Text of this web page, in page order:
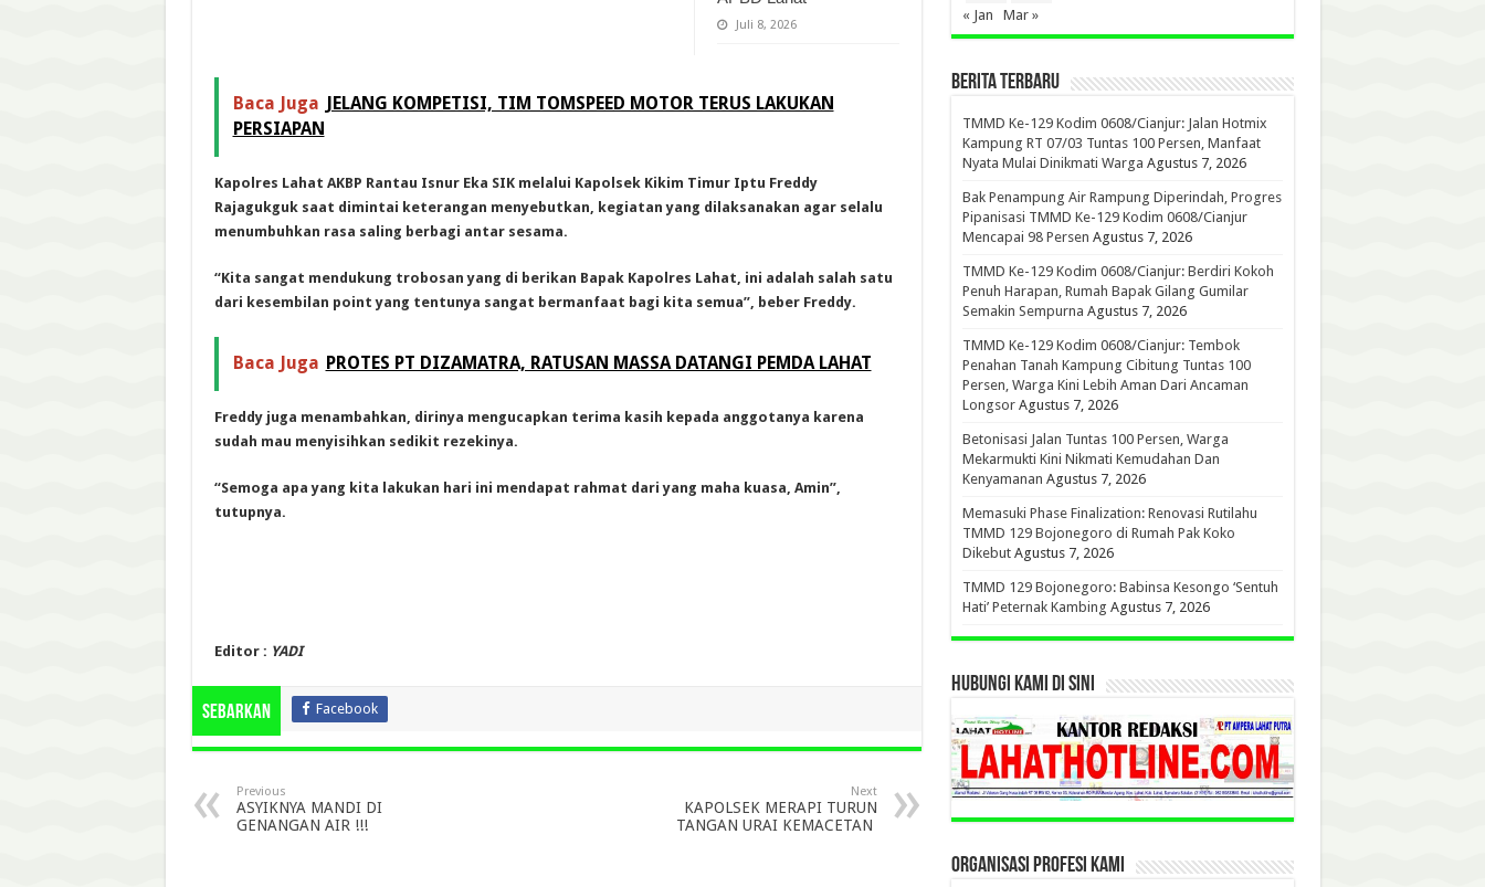
Juli 8, 2026
Baca Juga JELANG KOMPETISI, TIM TOMSPEED MOTOR TERUS LAKUKAN
PERSIAPAN
Kapolres Lahat AKBP Rantau Isnur Eka SIK melalui Kapolsek Kikim Timur Iptu Freddy
Rajagukguk saat dimintai keterangan menyebutkan, kegiatan yang dilaksanakan agar selalu
menumbuhkan rasa saling berbagi antar sesama.
“Kita sangat mendukung trobosan yang di berikan Bapak Kapolres Lahat, ini adalah salah satu
dari kesembilan point yang tentunya sangat bermanfaat bagi kita semua”, beber Freddy.
Baca Juga PROTES PT DIZAMATRA, RATUSAN MASSA DATANGI PEMDA LAHAT
Freddy juga menambahkan, dirinya mengucapkan terima kasih kepada anggotanya karena
sudah mau menyisihkan sedikit rezekinya.
“Semoga apa yang kita lakukan hari ini mendapat rahmat dari yang maha kuasa, Amin”,
tutupnya.
Editor : YADI
Sebarkan Facebook
Previous
ASYIKNYA MANDI DI
GENANGAN AIR !!!
Next
KAPOLSEK MERAPI TURUN
TANGAN URAI KEMACETAN
« Jan
Mar »
BERITA TERBARU
TMMD Ke-129 Kodim 0608/Cianjur: Jalan Hotmix
Kampung RT 07/03 Tuntas 100 Persen, Manfaat
Nyata Mulai Dinikmati Warga Agustus 7, 2026
Bak Penampung Air Rampung Diperindah, Progres
Pipanisasi TMMD Ke-129 Kodim 0608/Cianjur
Mencapai 98 Persen Agustus 7, 2026
TMMD Ke-129 Kodim 0608/Cianjur: Berdiri Kokoh
Penuh Harapan, Rumah Bapak Gilang Gumilar
Semakin Sempurna Agustus 7, 2026
TMMD Ke-129 Kodim 0608/Cianjur: Tembok
Penahan Tanah Kampung Cibitung Tuntas 100
Persen, Warga Kini Lebih Aman Dari Ancaman
Longsor Agustus 7, 2026
Betonisasi Jalan Tuntas 100 Persen, Warga
Mekarmukti Kini Nikmati Kemudahan Dan
Kenyamanan Agustus 7, 2026
Memasuki Phase Finalization: Renovasi Rutilahu
TMMD 129 Bojonegoro di Rumah Pak Koko
Dikebut Agustus 7, 2026
TMMD 129 Bojonegoro: Babinsa Kesongo ‘Sentuh
Hati’ Peternak Kambing Agustus 7, 2026
HUBUNGI KAMI DI SINI
ORGANISASI PROFESI KAMI